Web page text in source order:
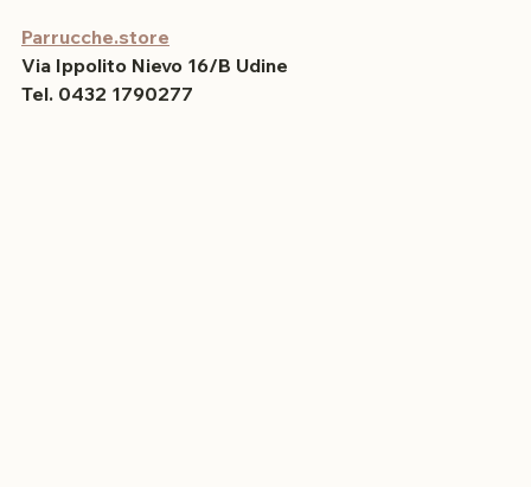
Parrucche.store
Via Ippolito Nievo 16/B Udine